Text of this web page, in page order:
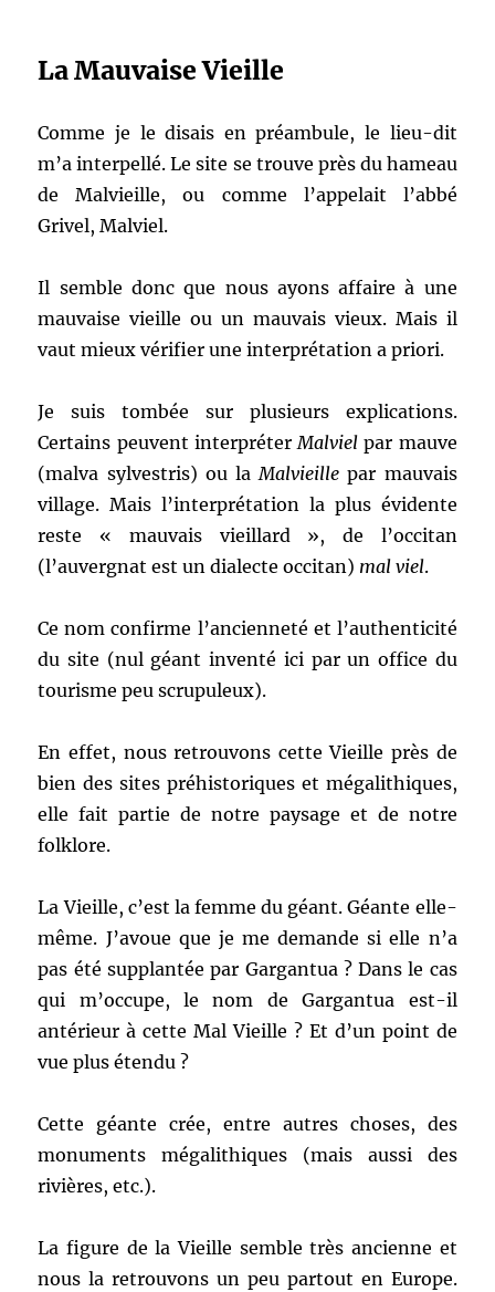
La Mauvaise Vieille
Comme je le disais en préambule, le lieu-dit
m’a interpellé. Le site se trouve près du hameau
de Malvieille, ou comme l’appelait l’abbé
Grivel, Malviel.
Il semble donc que nous ayons affaire à une
mauvaise vieille ou un mauvais vieux. Mais il
vaut mieux vérifier une interprétation a priori.
Je suis tombée sur plusieurs explications.
Certains peuvent interpréterMalviel par mauve
(malva sylvestris) ou laMalvieille par mauvais
village. Mais l’interprétation la plus évidente
reste « mauvais vieillard », de l’occitan
(l’auvergnat est un dialecte occitan) mal viel.
Ce nom confirme l’ancienneté et l’authenticité
du site (nul géant inventé ici par un office du
tourisme peu scrupuleux).
En effet, nous retrouvons cette Vieille près de
bien des sites préhistoriques et mégalithiques,
elle fait partie de notre paysage et de notre
folklore.
La Vieille, c’est la femme du géant. Géante elle-
même. J’avoue que je me demande si elle n’a
pas été supplantée par Gargantua ? Dans le cas
qui m’occupe, le nom de Gargantua est-il
antérieur à cette Mal Vieille ? Et d’un point de
vue plus étendu ?
Cette géante crée, entre autres choses, des
monuments mégalithiques (mais aussi des
rivières, etc.).
La figure de la Vieille semble très ancienne et
nous la retrouvons un peu partout en Europe.